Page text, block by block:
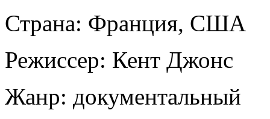
Страна: Франция, США
Режиссер: Кент Джонс
Жанр: документальный